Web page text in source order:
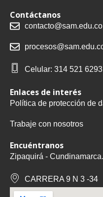
Contáctanos
contacto@sam.edu.co
Celular: 314 521 6293
Enlaces de interés
Política de protección de
Trabaje con nosotros
Encuéntranos
Zipaquirá -
CARRERA 9 N 3 -34